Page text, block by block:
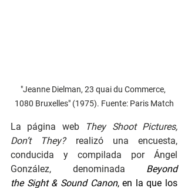
"Jeanne Dielman, 23 quai du Commerce,
1080 Bruxelles" (1975). Fuente: Paris Match
La página web
They Shoot Pictures,
Don’t They? realizó una encuesta,
conducida y compilada por Ángel
González, denominada Beyond
the Sight & Sound Canon, en la que los